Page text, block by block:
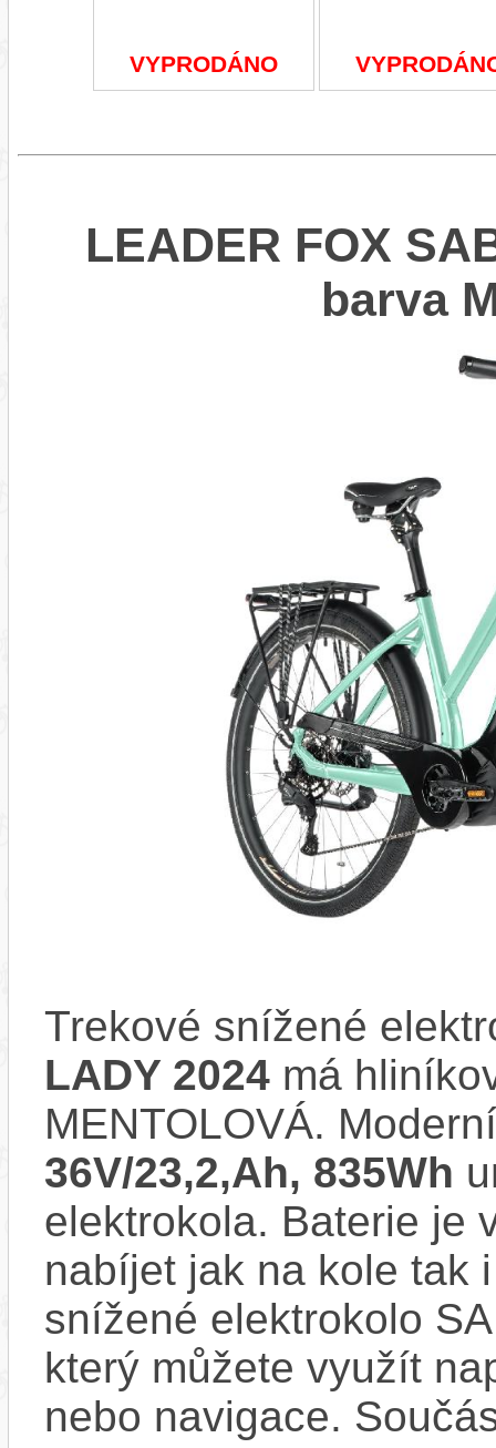
VYPRODÁNO
LEADER FOX
barva
Trekové snížené
LADY 2024 má
MENTOLOVÁ.
36V/23,2,Ah, 835Wh
elektrokola. Baterie je
nabíjet jak na kole tak
snížené elektrokolo
který můžete využít
nebo navigace.